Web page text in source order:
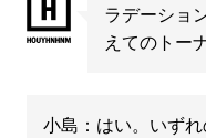
ラデーショ
えてのトー
小島：はい。いず